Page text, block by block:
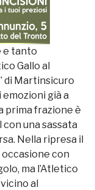
e tanto
Gallo al
di Martinsicuro
già a
prima frazione è
con una sassata
Nella ripresa il
occasione con
ma l’Atletico
al